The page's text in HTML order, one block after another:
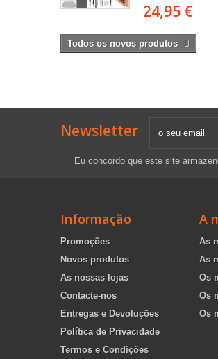
24,95 €
Todos os novos produtos
Newsletter
Eu concordo que este site
Informação
Promoções
Novos produtos
As nossas lojas
Contacte-nos
Entregas e Devoluções
Política de Privacidade
Termos e Condições
A
As
As
Os
Os
Os